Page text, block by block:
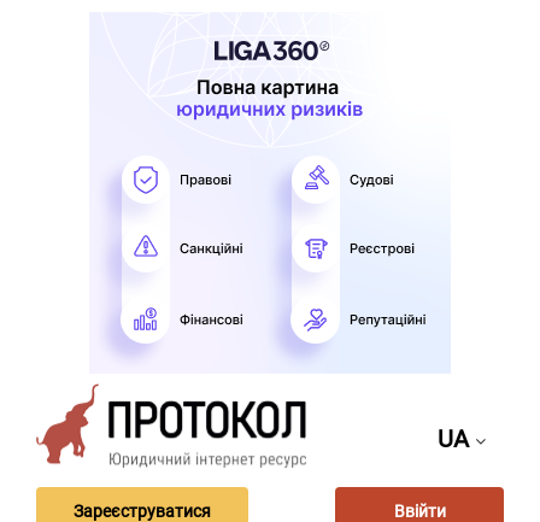
UA
Зареєструватися Ввійти